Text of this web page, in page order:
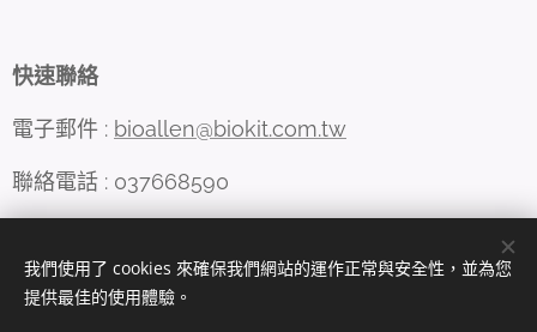
快速聯絡
電子郵件 : bioallen@biokit.com.tw
聯絡電話 : 037668590
我們使用了 cookies 來確保我們網站的運作正常與安全性，並為您
提供最佳的使用體驗。